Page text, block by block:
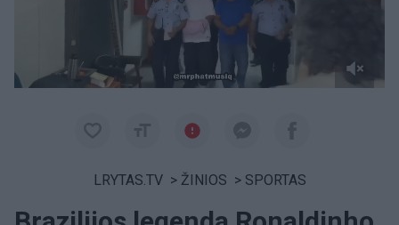
LRYTAS.TV > ŽINIOS > SPORTAS